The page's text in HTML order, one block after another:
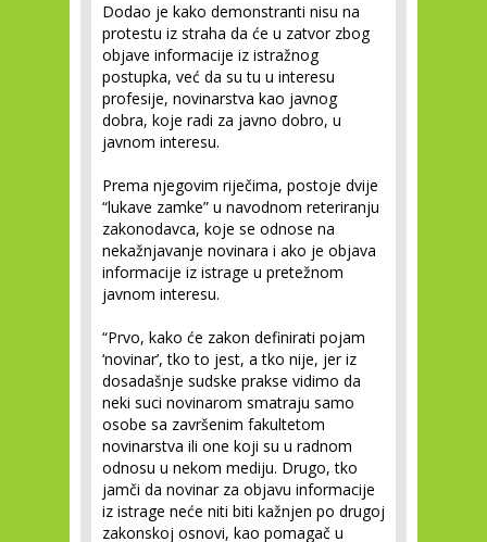
Dodao je kako demonstranti nisu na
protestu iz straha da će u zatvor zbog
objave informacije iz istražnog
postupka, već da su tu u interesu
profesije, novinarstva kao javnog
dobra, koje radi za javno dobro, u
javnom interesu.
Prema njegovim riječima, postoje dvije
“lukave zamke” u navodnom reteriranju
zakonodavca, koje se odnose na
nekažnjavanje novinara i ako je objava
informacije iz istrage u pretežnom
javnom interesu.
“Prvo, kako će zakon definirati pojam
‘novinar’, tko to jest, a tko nije, jer iz
dosadašnje sudske prakse vidimo da
neki suci novinarom smatraju samo
osobe sa završenim fakultetom
novinarstva ili one koji su u radnom
odnosu u nekom mediju. Drugo, tko
jamči da novinar za objavu informacije
iz istrage neće niti biti kažnjen po drugoj
zakonskoj osnovi, kao pomagač u